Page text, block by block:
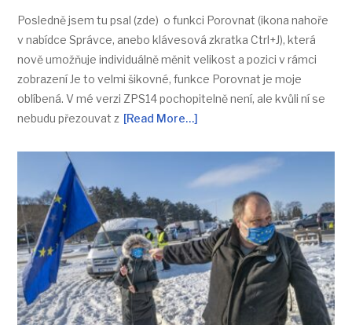
Posledně jsem tu psal (zde) o funkci Porovnat (ikona nahoře
v nabídce Správce, anebo klávesová zkratka Ctrl+J), která
nově umožňuje individuálně měnit velikost a pozici v rámci
zobrazení Je to velmi šikovné, funkce Porovnat je moje
oblíbená. V mé verzi ZPS14 pochopitelně není, ale kvůli ní se
nebudu přezouvat z [Read More…]